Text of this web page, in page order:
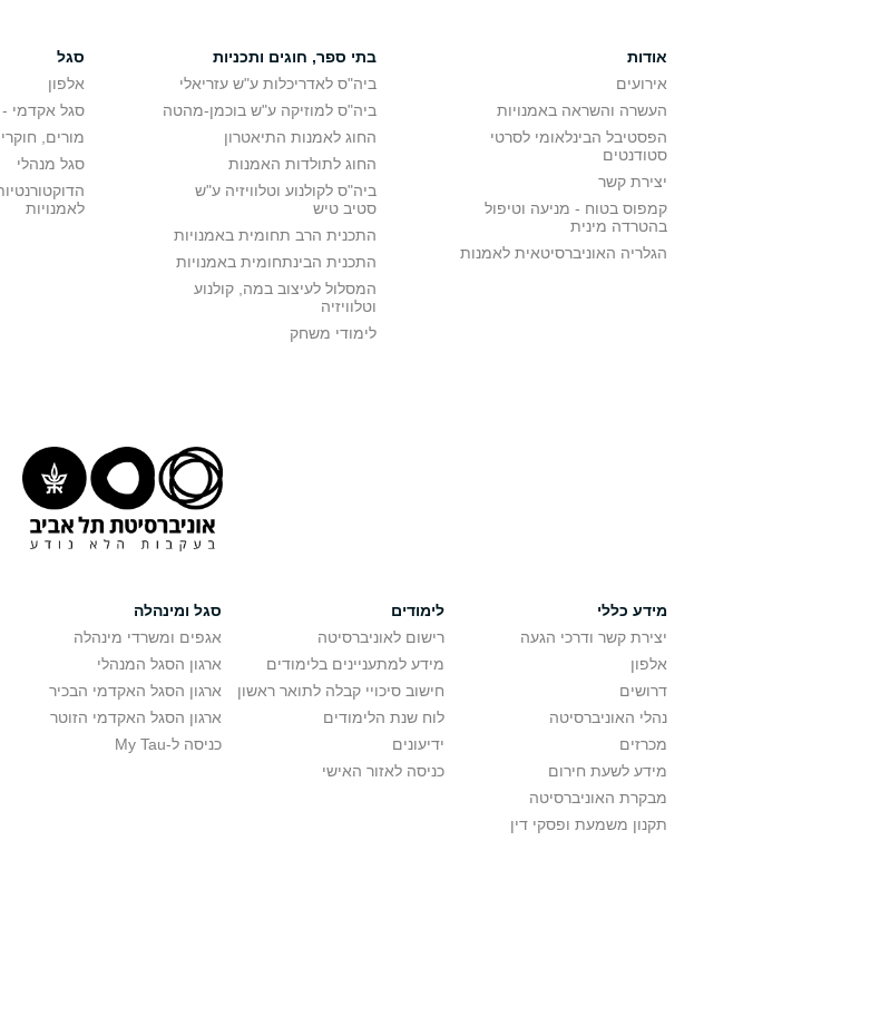
אודות
אירועים
העשרה והשראה באמנויות
הפסטיבל הבינלאומי לסרטי
סטודנטים
יצירת קשר
קמפוס בטוח - מניעה וטיפול
בהטרדה מינית
הגלריה האוניברסיטאית לאמנות
בתי ספר, חוגים ותכניות
ביה"ס לאדריכלות ע"ש עזריאלי
ביה"ס למוזיקה ע"ש בוכמן-מהטה
החוג לאמנות התיאטרון
החוג לתולדות האמנות
ביה"ס לקולנוע וטלוויזיה ע"ש
סטיב טיש
התכנית הרב תחומית באמנויות
התכנית הבינתחומית באמנויות
המסלול לעיצוב במה, קולנוע
וטלוויזיה
לימודי משחק
סגל
אלפון
סגל אקדמי -
מורים,
סגל מנהלי
לאמנויות
מידע כללי
יצירת קשר ודרכי הגעה
אלפון
דרושים
נהלי האוניברסיטה
מכרזים
מידע לשעת חירום
מבקרת האוניברסיטה
תקנון משמעת ופסקי דין
לימודים
רישום לאוניברסיטה
מידע למתעניינים בלימודים
חישוב סיכויי קבלה לתואר ראשון
לוח שנת הלימודים
ידיעונים
כניסה לאזור האישי
סגל ומינהלה
אגפים ומשרדי מינהלה
ארגון הסגל המנהלי
ארגון הסגל האקדמי הבכיר
ארגון הסגל האקדמי הזוטר
כניסה ל-My Tau